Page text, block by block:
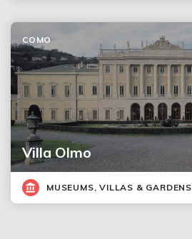
Villa Olmo
COMO
MUSEUMS, VILLAS & GARDENS